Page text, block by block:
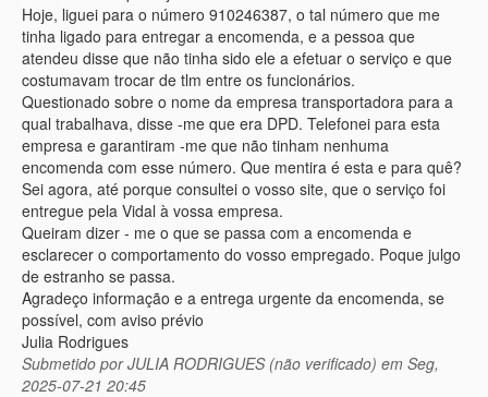
Hoje, liguei para o número 910246387, o tal número que me
tinha ligado para entregar a encomenda, e a pessoa que
atendeu disse que não tinha sido ele a efetuar o serviço e que
costumavam trocar de tlm entre os funcionários.
Questionado sobre o nome da empresa transportadora para a
qual trabalhava, disse -me que era DPD. Telefonei para esta
empresa e garantiram -me que não tinham nenhuma
encomenda com esse número. Que mentira é esta e para quê?
Sei agora, até porque consultei o vosso site, que o serviço foi
entregue pela Vidal à vossa empresa.
Queiram dizer - me o que se passa com a encomenda e
esclarecer o comportamento do vosso empregado. Poque julgo
de estranho se passa.
Agradeço informação e a entrega urgente da encomenda, se
possível, com aviso prévio
Julia Rodrigues
Submetido porJULIA RODRIGUES (não verificado) em Seg,
2025-07-21 20:45